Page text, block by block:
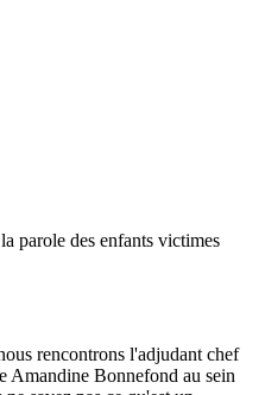
parole des enfants victimes
rencontrons l'adjudant chef
Amandine Bonnefond au sein